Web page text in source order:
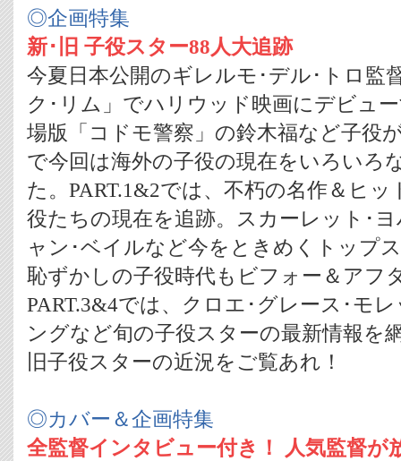
◎企画特集
新･旧 子役スター88人大追跡
今夏日本公開のギレルモ･デル･トロ監
ク･リム」でハリウッド映画にデビュ
場版「コドモ警察」の鈴木福など子役
で今回は海外の子役の現在をいろいろ
た。PART.1&2では、不朽の名作＆ヒ
役たちの現在を追跡。スカーレット･
ャン･ベイルなど今をときめくトップ
恥ずかしの子役時代もビフォー＆アフ
PART.3&4では、クロエ･グレース･モ
ングなど旬の子役スターの最新情報を
旧子役スターの近況をご覧あれ！
◎カバー＆企画特集
全監督インタビュー付き！ 人気監督が